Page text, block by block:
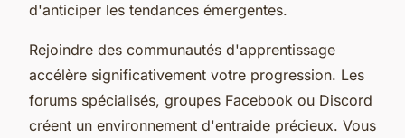
d'anticiper les tendances émergentes.
Rejoindre des communautés d'apprentissage
accélère significativement votre progression. Les
forums spécialisés, groupes Facebook ou Discord
créent un environnement d'entraide précieux. Vous